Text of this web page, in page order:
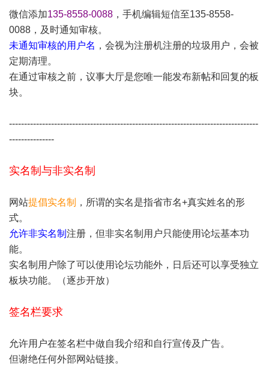
微信添加135-8558-0088 ，手机编辑短信至135-8558-
0088，及时通知审核。
未通知审核的用户名 ，会视为注册机注册的垃圾用户，会被
定期清理。
在通过审核之前，议事大厅是您唯一能发布新帖和回复的板
块。
-----------------------------------------------------------------------------------
---------------
实名制与非实名制
网站提倡实名制
，所谓的实名是指省市名+真实姓名的形
式。
允许非实名制 注册，但非实名制用户只能使用论坛基本功
能。
实名制用户除了可以使用论坛功能外，日后还可以享受独立
板块功能。（逐步开放）
签名栏要求
允许用户在签名栏中做自我介绍和自行宣传及广告。
但谢绝任何外部网站链接。